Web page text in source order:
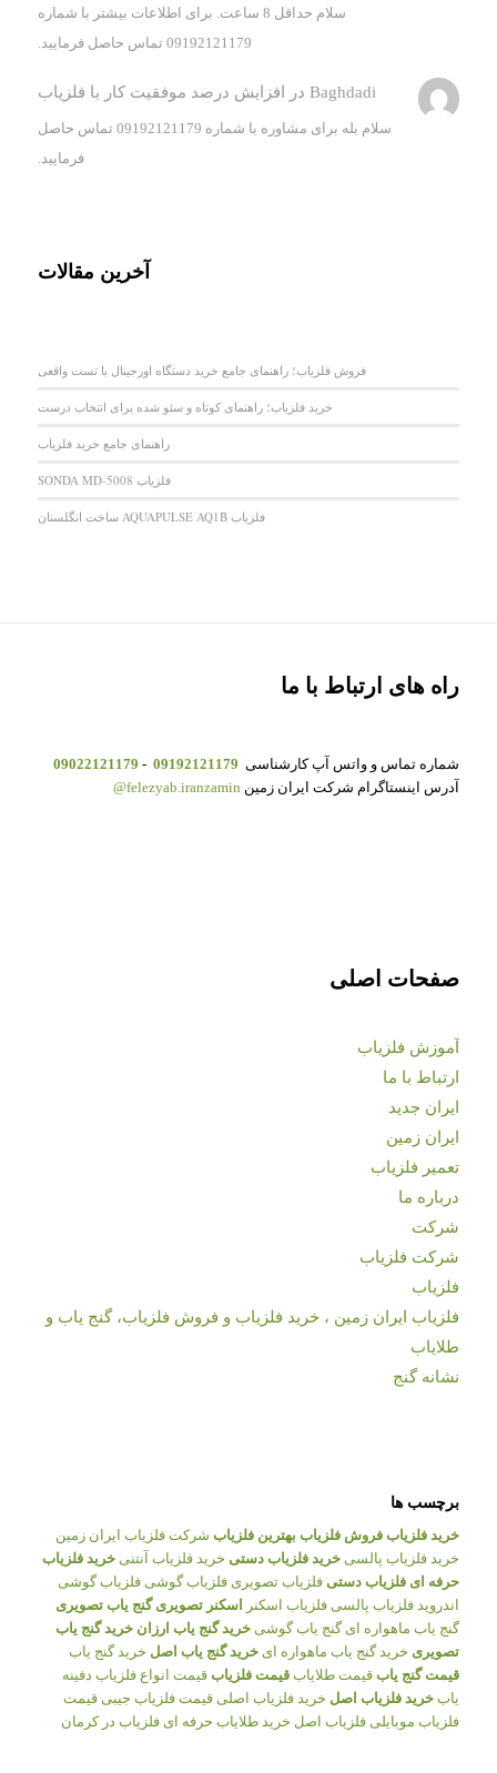
سلام حداقل 8 ساعت. برای اطلاعات بیشتر با شماره
09192121179 تماس حاصل فرمایید.
Baghdadi در افزایش درصد موفقیت کار با فلزیاب
سلام بله برای مشاوره با شماره 09192121179 تماس حاصل
فرمایید.
آخرین مقالات
فروش فلزیاب؛ راهنمای جامع خرید دستگاه اورجینال با تست واقعی
خرید فلزیاب؛ راهنمای کوتاه و سئو شده برای انتخاب درست
راهنمای جامع خرید فلزیاب
فلزیاب SONDA MD-5008
فلزیاب AQUAPULSE AQ1B ساخت انگلستان
راه های ارتباط با ما
شماره تماس و واتس آپ کارشناسی 09192121179
-
09022121179
آدرس اینستاگرام شرکت ایران زمین felezyab.iranzamin@
صفحات اصلی
آموزش فلزیاب
ارتباط با ما
ایران جدید
ایران زمین
تعمیر فلزیاب
درباره ما
شرکت
شرکت فلزیاب
فلزیاب
فلزیاب ایران زمین ، خرید فلزیاب و فروش فلزیاب، گنج یاب و
طلایاب
نشانه گنج
برچسب ها
خرید فلزیاب فروش فلزیاب بهترین فلزیاب شرکت فلزیاب ایران زمین
خرید فلزیاب پالسی خرید فلزیاب دستی خرید فلزیاب آنتنی خرید فلزیاب
حرفه ای فلزیاب دستی فلزیاب تصویری فلزیاب گوشی فلزیاب گوشی
اندروید فلزیاب پالسی فلزیاب اسکنر اسکنر تصویری گنج یاب تصویری
گنج یاب ماهواره ای گنج یاب گوشی خرید گنج یاب ارزان خرید گنج یاب
تصویری خرید گنج یاب ماهواره ای خرید گنج یاب اصل خرید گنج یاب
قیمت گنج یاب قیمت طلایاب قیمت فلزیاب قیمت انواع فلزیاب دفینه
یاب خرید فلزیاب اصل خرید فلزیاب اصلی قیمت فلزیاب جیبی قیمت
فلزیاب موبایلی فلزیاب اصل خرید طلایاب حرفه ای فلزیاب در کرمان